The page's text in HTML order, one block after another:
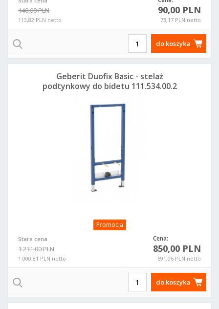
140,00 PLN
113,82 PLN netto
90,00 PLN
73,17 PLN netto
do koszyka
Promocja
Stara cena
1 231,00 PLN
1 000,81 PLN netto
Cena:
850,00 PLN
691,06 PLN netto
Geberit Duofix Basic - stelaż
podtynkowy do bidetu 111.534.00.2
do koszyka